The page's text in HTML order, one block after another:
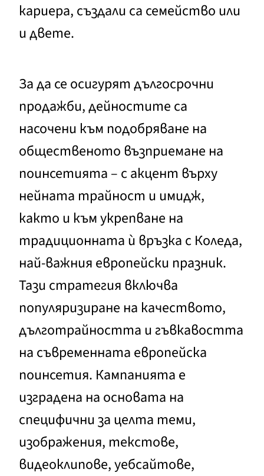
кариера, създали са семейство или
и двете.
За да се осигурят дългосрочни
продажби, дейностите са
насочени към подобряване на
общественото възприемане на
поинсетията – с акцент върху
нейната трайност и имидж,
както и към укрепване на
традиционната ѝ връзка с Коледа,
най-важния европейски празник.
Тази стратегия включва
популяризиране на качеството,
дълготрайността и гъвкавостта
на съвременната европейска
поинсетия. Кампанията е
изградена на основата на
специфични за целта теми,
изображения, текстове,
видеоклипове, уебсайтове,